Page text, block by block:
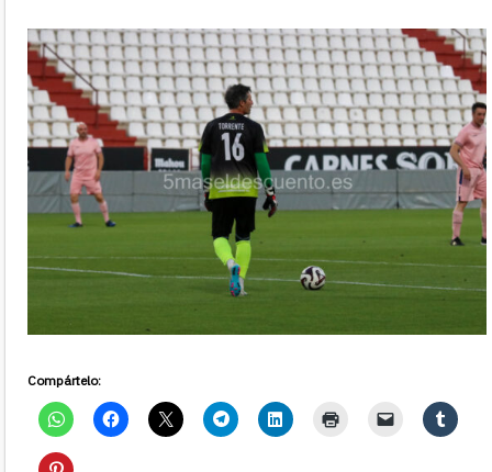
Compártelo: